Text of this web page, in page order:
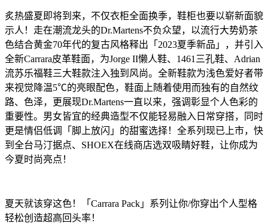
炙热盛夏即将到来，不仅衣柜全面换季，鞋柜也要以崭新面貌
示人！走在潮流龙头的Dr.Martens不负众望，以流行大势奶茶
色结合黄金70年代的复古风格释出「2023夏季新品」，并引入
全新Carrara皮革鞋面，为Jorge II懒人鞋、1461三孔鞋、Adrian
流苏乐福鞋三大鞋款注入独到风尚。全新鞋款为浅色爱好者带
来视觉降温5℃的亮眼配色，鞋面上随着使用而独有的自然纹
路、色泽，更展现Dr.Martens一直以来，强调彰显个人色彩的
重要性。男女皆宜的经典造型不仅能轻易融入日常穿搭，同时
更是情侣低调「脚上放闪」的甜蜜选择！全系列现已上市，快
到全台马汀据点、SHOEX在线商店选双吸睛好鞋，让你成为
今夏时尚亮点！
夏天就该穿这色！「Carrara Pack」系列让你/你穿出个人型格
轻松创造超高回头率！